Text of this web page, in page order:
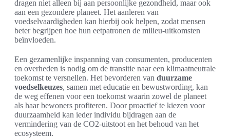
dragen niet alleen bij aan persoonlijke gezondheid, maar ook
aan een gezondere planeet. Het aanleren van
voedselvaardigheden kan hierbij ook helpen, zodat mensen
beter begrijpen hoe hun eetpatronen de milieu-uitkomsten
beïnvloeden.
Een gezamenlijke inspanning van consumenten, producenten
en overheden is nodig om de transitie naar een klimaatneutrale
toekomst te versnellen. Het bevorderen van duurzame
voedselkeuzes, samen met educatie en bewustwording, kan
de weg effenen voor een toekomst waarin zowel de planeet
als haar bewoners profiteren. Door proactief te kiezen voor
duurzaamheid kan ieder individu bijdragen aan de
vermindering van de CO2-uitstoot en het behoud van het
ecosysteem.